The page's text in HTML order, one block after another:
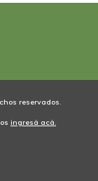
reservados.
ingresá acá.